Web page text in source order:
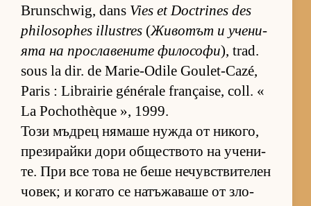
Brunschwig, dans Vies et Doctrines des
philosophes illustres (Жи­во­тът и уче­ни­
ята на прос­ла­ве­ните фи­ло­софи), trad.
sous la dir. de Marie-Odile Goulet-Cazé,
Paris : Librairie générale française, coll. «
La Pochothèque », 1999.
Този мъд­рец ня­маше нужда от ни­ко­го,
пре­зи­райки дори об­щес­т­вото на уче­ни­
те. При все това не беше не­чув­с­т­ви­те­лен
чо­век; и ко­гато се на­тъ­жа­ваше от зло­